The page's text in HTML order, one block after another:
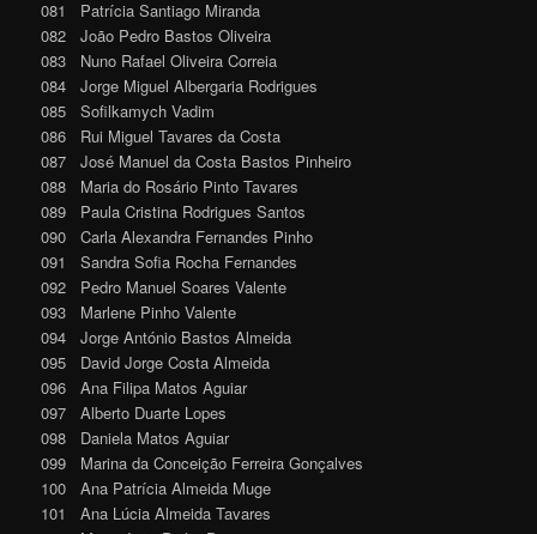
081 Patrícia Santiago Miranda
082 João Pedro Bastos Oliveira
083 Nuno Rafael Oliveira Correia
084 Jorge Miguel Albergaria Rodrigues
085 Sofilkamych Vadim
086 Rui Miguel Tavares da Costa
087 José Manuel da Costa Bastos Pinheiro
088 Maria do Rosário Pinto Tavares
089 Paula Cristina Rodrigues Santos
090 Carla Alexandra Fernandes Pinho
091 Sandra Sofia Rocha Fernandes
092 Pedro Manuel Soares Valente
093 Marlene Pinho Valente
094 Jorge António Bastos Almeida
095 David Jorge Costa Almeida
096 Ana Filipa Matos Aguiar
097 Alberto Duarte Lopes
098 Daniela Matos Aguiar
099 Marina da Conceição Ferreira Gonçalves
100 Ana Patrícia Almeida Muge
101 Ana Lúcia Almeida Tavares